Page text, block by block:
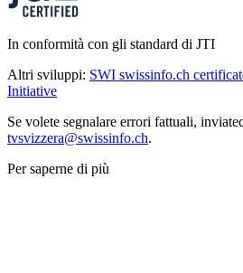
In conformità con gli standard di JTI
Altri sviluppi: SWI swissinfo.ch
Initiative
Se volete segnalare errori fattuali,
tvsvizzera@swissinfo.ch.
Per saperne di più